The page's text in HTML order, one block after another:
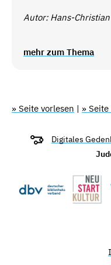
Autor: Hans-
mehr zum Thema
» Seite vorlesen | »
Digitales